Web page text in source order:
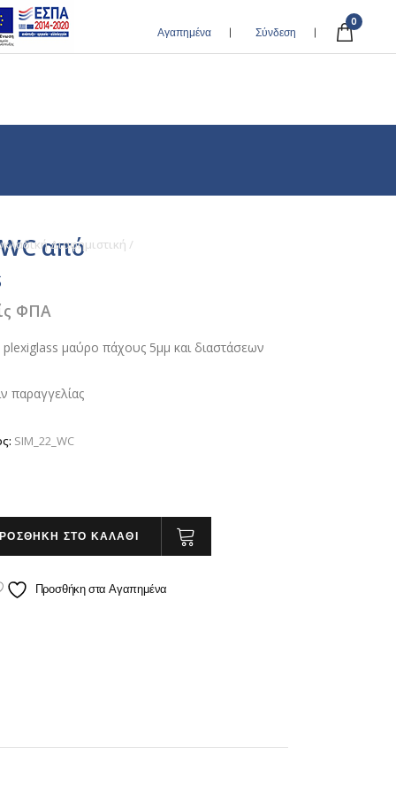
Αγαπημένα Σύνδεση
0
Διαφημιστική /
από
ΦΠΑ
μαύρο πάχους 5μμ και διαστάσεων
παραγγελίας
SIM_22_WC
ΣΤΟ ΚΑΛΑΘΙ
Προσθήκη στα Αγαπημένα